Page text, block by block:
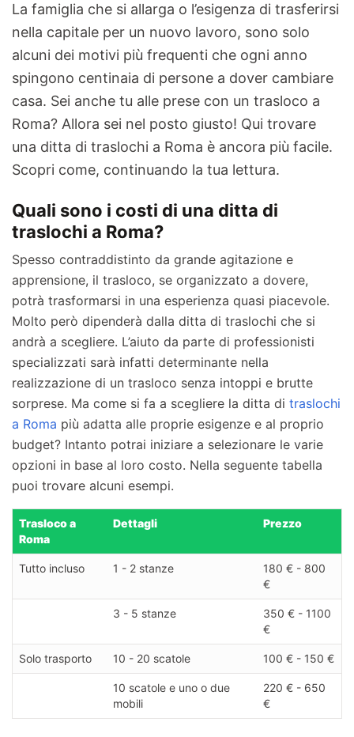
La famiglia che si allarga o l’esigenza di trasferirsi
nella capitale per un nuovo lavoro, sono solo
alcuni dei motivi più frequenti che ogni anno
spingono centinaia di persone a dover cambiare
casa. Sei anche tu alle prese con un trasloco a
Roma? Allora sei nel posto giusto! Qui trovare
una ditta di traslochi a Roma è ancora più facile.
Scopri come, continuando la tua lettura.
Quali sono i costi di una ditta di
traslochi a Roma?
Spesso contraddistinto da grande agitazione e
apprensione, il trasloco, se organizzato a dovere,
potrà trasformarsi in una esperienza quasi piacevole.
Molto però dipenderà dalla ditta di traslochi che si
andrà a scegliere. L’aiuto da parte di professionisti
specializzati sarà infatti determinante nella
realizzazione di un trasloco senza intoppi e brutte
sorprese. Ma come si fa a scegliere la ditta di traslochi
a Roma più adatta alle proprie esigenze e al proprio
budget? Intanto potrai iniziare a selezionare le varie
opzioni in base al loro costo. Nella seguente tabella
puoi trovare alcuni esempi.
Trasloco a
Roma
Dettagli Prezzo
Tutto incluso 1 - 2 stanze
180 € - 800
€
3 - 5 stanze
350 € - 1100
€
Solo trasporto 10 - 20 scatole 100 € - 150 €
10 scatole e uno o due
mobili
220 € - 650
€